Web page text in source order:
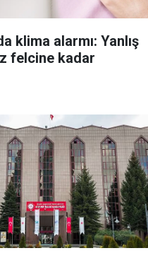
klima alarmı: Yanlış
felcine kadar